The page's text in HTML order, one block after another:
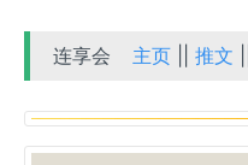
连享会 主页 ||推文